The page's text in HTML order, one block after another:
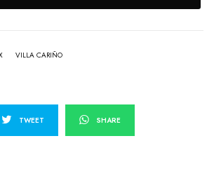
VILLA CARIÑO
TWEET SHARE